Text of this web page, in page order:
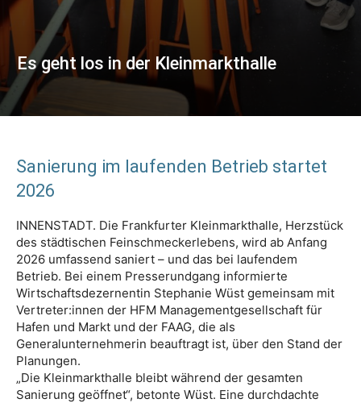
Es geht los in der Kleinmarkthalle
Sanierung im laufenden Betrieb startet
2026
INNENSTADT. Die Frankfurter Kleinmarkthalle, Herzstück
des städtischen Feinschmeckerlebens, wird ab Anfang
2026 umfassend saniert – und das bei laufendem
Betrieb. Bei einem Presserundgang informierte
Wirtschaftsdezernentin Stephanie Wüst gemeinsam mit
Vertreter:innen der HFM Managementgesellschaft für
Hafen und Markt und der FAAG, die als
Generalunternehmerin beauftragt ist, über den Stand der
Planungen.
„Die Kleinmarkthalle bleibt während der gesamten
Sanierung geöffnet“, betonte Wüst. Eine durchdachte